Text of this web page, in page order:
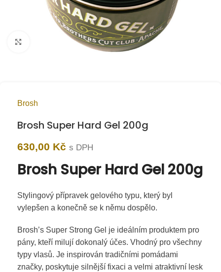
Kliknutím zvětšíte
Brosh
Brosh Super Hard Gel 200g
630,00 Kč s DPH
Brosh Super Hard Gel 200g
Stylingový přípravek gelového typu, který byl
vylepšen a konečně se k němu dospělo.
Brosh’s Super Strong Gel je ideálním produktem pro
pány, kteří milují dokonalý účes. Vhodný pro všechny
typy vlasů. Je inspirován tradičními pomádami
značky, poskytuje silnější fixaci a velmi atraktivní lesk